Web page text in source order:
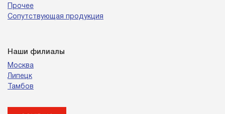
Прочее
Сопутствующая продукция
Наши филиалы
Москва
Липецк
Тамбов